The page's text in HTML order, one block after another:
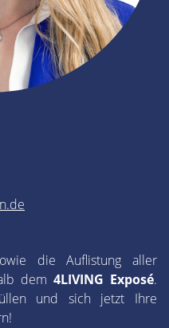
die Auflistung aller
dem 4LIVING Exposé.
und sich jetzt Ihre